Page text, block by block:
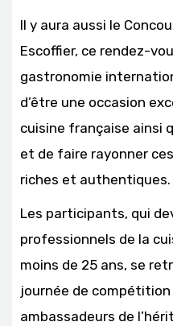
Il y aura aussi le
Escoffier, ce rendez-
gastronomie
d’être une occasion
cuisine française ainsi
et de faire rayonner
riches et authentiques.
Les participants, qui
professionnels de la
moins de 25 ans, se
journée de
ambassadeurs de